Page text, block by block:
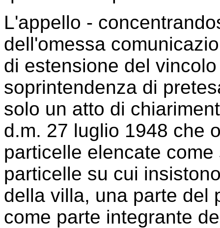
L'appello -
dell'omessa
di estensione del
soprintendenza di
solo un atto di
d.m. 27 luglio 1948 che
particelle elencate
particelle su cui
della villa, una parte del
come parte integrante